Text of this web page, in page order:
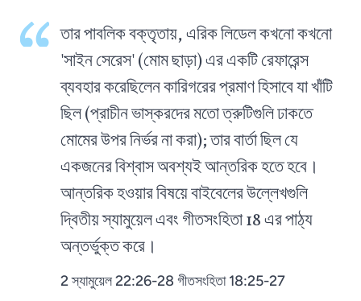
তার পাবলিক বক্তৃতায়, এরিক লিডেল কখনো কখনো
'সাইন সেরেস' (মোম ছাড়া) এর একটি রেফারেন্স
ব্যবহার করেছিলেন কারিগরের প্রমাণ হিসাবে যা খাঁটি
ছিল (প্রাচীন ভাস্করদের মতো ত্রুটিগুলি ঢাকতে
মোমের উপর নির্ভর না করা); তার বার্তা ছিল যে
একজনের বিশ্বাস অবশ্যই আন্তরিক হতে হবে।
আন্তরিক হওয়ার বিষয়ে বাইবেলের উল্লেখগুলি
দ্বিতীয় স্যামুয়েল এবং গীতসংহিতা 18 এর পাঠ্য
অন্তর্ভুক্ত করে।
2 স্যামুয়েল 22:26-28 গীতসংহিতা 18:25-27